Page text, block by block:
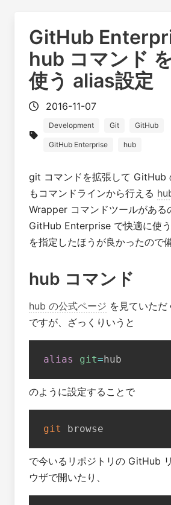
GitHub
hub コマンド
使う alias設定
2016-11-07
Development Git GitHub
GitHub Enterprise hub
git コマンドを拡張して GitHub
もコマンドラインから行える
Wrapper コマンドツールがある
GitHub Enterprise で快適に使
を指定したほうが良かったので
hub コマンド
hub の公式ページ を見ていただ
ですが、ざっくりいうと
alias git=hub
のように設定することで
git browse
で今いるリポジトリの GitHub
ウザで開いたり、